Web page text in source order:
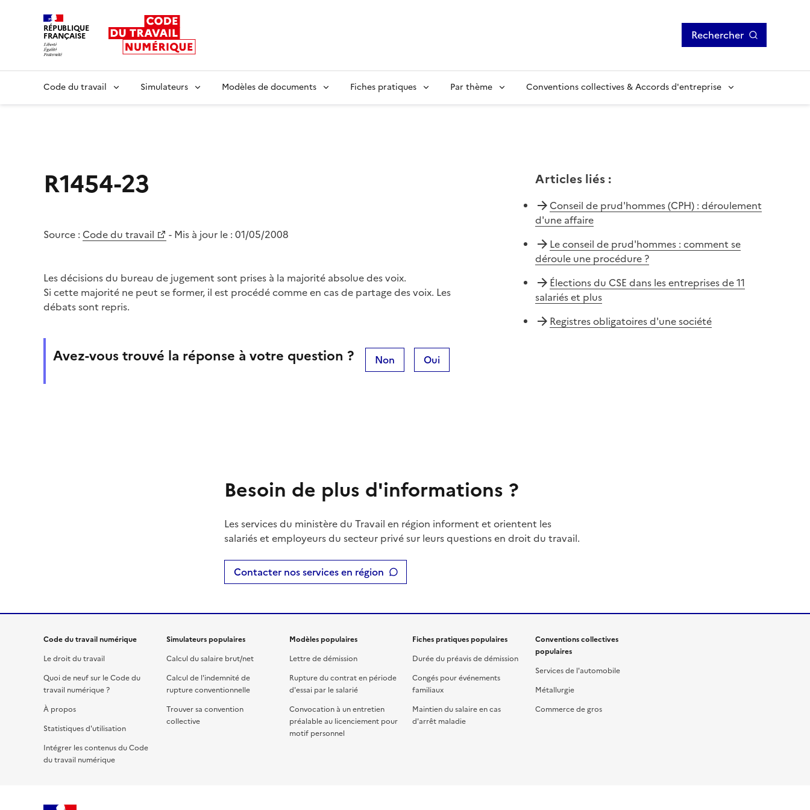
RÉPUBLIQUE
FRANÇAISE Rechercher
Code du travail Simulateurs Modèles de documents Fiches pratiques Par thème Conventions collectives & Accords d'entreprise
R1454-23
Source : Code du travail - Mis à jour le : 01/05/2008
Les décisions du bureau de jugement sont prises à la majorité absolue des voix.
Si cette majorité ne peut se former, il est procédé comme en cas de partage des voix. Les
débats sont repris.
Avez-vous trouvé la réponse à votre question ? Non Oui
Articles liés:
Conseil de prud'hommes (CPH) : déroulement
d'une affaire
Le conseil de prud'hommes : comment se
déroule une procédure ?
Élections du CSE dans les entreprises de 11
salariés et plus
Registres obligatoires d'une société
Besoin de plus d'informations ?
Les services du ministère du Travail en région informent et orientent les
salariés et employeurs du secteur privé sur leurs questions en droit du travail.
Contacter nos services en région
Code du travail numérique
Le droit du travail
Quoi de neuf sur le Code du
travail numérique ?
À propos
Statistiques d'utilisation
Intégrer les contenus du Code
du travail numérique
Simulateurs populaires
Calcul du salaire brut/net
Calcul de l'indemnité de
rupture conventionnelle
Trouver sa convention
collective
Modèles populaires
Lettre de démission
Rupture du contrat en période
d'essai par le salarié
Convocation à un entretien
préalable au licenciement pour
motif personnel
Fiches pratiques populaires
Durée du préavis de démission
Congés pour événements
familiaux
Maintien du salaire en cas
d'arrêt maladie
Conventions collectives
populaires
Services de l'automobile
Métallurgie
Commerce de gros